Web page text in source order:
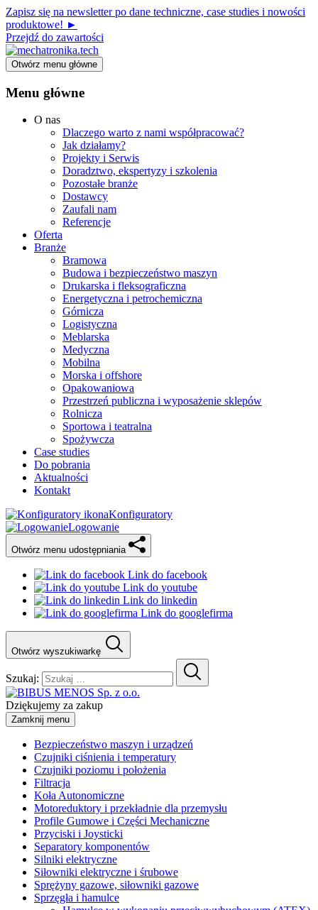
Zapisz się na newsletter po dane techniczne, case studies i nowości
produktowe! ►
Przejdź do zawartości
Otwórz menu główne
Menu główne
O nas
Dlaczego warto z nami współpracować?
Jak działamy?
Projekty i Serwis
Doradztwo, ekspertyzy i szkolenia
Pozostałe branże
Dostawcy
Zaufali nam
Referencje
Oferta
Branże
Bramowa
Budowa i bezpieczeństwo maszyn
Drukarska i fleksograficzna
Energetyczna i petrochemiczna
Górnicza
Logistyczna
Meblarska
Medyczna
Mobilna
Morska i offshore
Opakowaniowa
Przestrzeń publiczna i wyposażenie sklepów
Rolnicza
Sportowa i teatralna
Spożywcza
Case studies
Do pobrania
Aktualności
Kontakt
Konfiguratory
Logowanie
Otwórz menu udostępniania
Link do facebook
Link do youtube
Link do linkedin
Link do googlefirma
Otwórz wyszukiwarkę
Szukaj:
Dziękujemy za zakup
Zamknij menu
Bezpieczeństwo maszyn i urządzeń
Czujniki ciśnienia i temperatury
Czujniki poziomu i położenia
Filtracja
Koła Autonomiczne
Motoreduktory i przekładnie dla przemysłu
Profile Gumowe i Części Mechaniczne
Przyciski i Joysticki
Separatory komponentów
Silniki elektryczne
Siłowniki elektryczne i śrubowe
Sprężyny gazowe, siłowniki gazowe
Sprzęgła i hamulce